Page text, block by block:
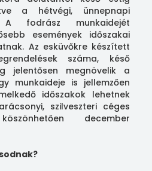
a hétvégi, ünnepnapi
A fodrász munkaidejét
események időszakai
Az esküvőkre készített
száma, késő
jelentősen megnövelik a
munkaideje is jellemzően
időszakok lehetnek
szilveszteri céges
december